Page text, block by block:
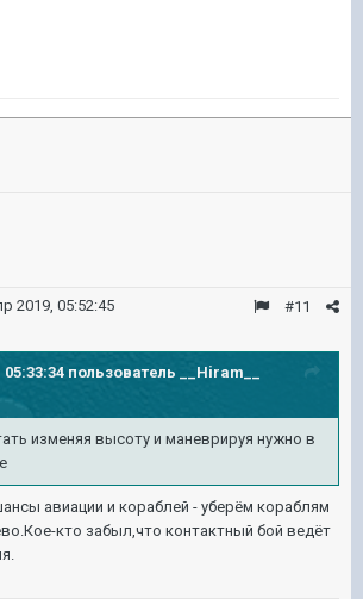
#11
2019, 05:52:45
05:33:34 пользователь
__Hiram__
изменяя высоту и маневрируя нужно в
авиации и кораблей - уберём кораблям
кто забыл,что контактный бой ведёт